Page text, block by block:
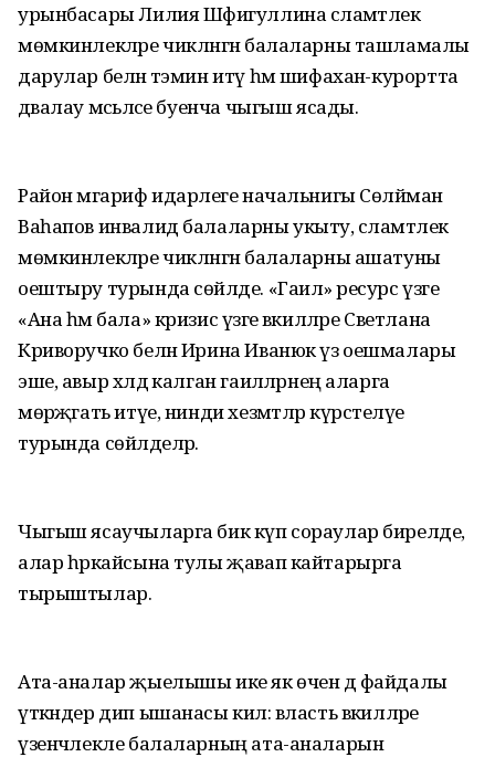
урынбасары Лилия Шәфигуллина сәламәтлек
мөмкинлекләре чикләнгән балаларны ташламалы
дарулар белән тәэмин итү һәм шифаханә-курортта
дәвалау мәсьәләсе буенча чыгыш ясады.
Район мәгариф идарәлеге начальнигы Сөләйман
Ваһапов инвалид балаларны укыту, сәламәтлек
мөмкинлекләре чикләнгән балаларны ашатуны
оештыру турында сөйләде. «Гаилә» ресурс үзәге
«Ана һәм бала» кризис үзәге вәкилләре Светлана
Криворучко белән Ирина Иванюк үз оешмалары
эше, авыр хәлдә калган гаиләләрнең аларга
мөрәҗәгать итүе, нинди хезмәтләр күрсәтелүе
турында сөйләделәр.
Чыгыш ясаучыларга бик күп сораулар бирелде,
алар һәркайсына тулы җавап кайтарырга
тырыштылар.
Ата-аналар җыелышы ике як өчен дә файдалы
үткәндер дип ышанасы килә: власть вәкилләре
үзенчәлекле балаларның ата-аналарын